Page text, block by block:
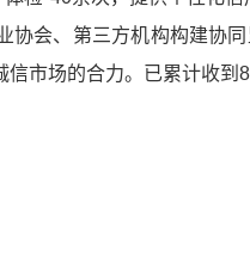
协会、第三方机构构建协
市场的合力。已累计收